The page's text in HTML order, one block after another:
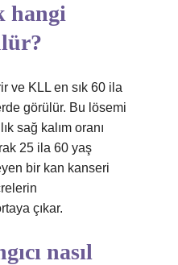
hangi
ve KLL en sık 60 ila
görülür. Bu lösemi
sağ kalım oranı
25 ila 60 yaş
bir kan kanseri
çıkar.
nasıl